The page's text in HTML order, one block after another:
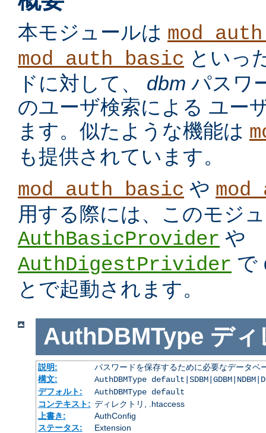
本モジュールは
mod_auth_basic といっ
ドに対して、 dbm パスワ
のユーザ検索による ユー
ます。似たような機能は
も提供されています。
mod_auth_basic や
用する際には、このモジ
AuthBasicProvider や
AuthDigestPrivider で
とで起動されます。
AuthDBMType ディ
説明:
パスワードを保存するために必要なデータベ
構文:
AuthDBMType
デフォルト:
AuthDBMType default
コンテキスト: ディレクトリ, .htaccess
上書き:
AuthConfig
ステータス:
Extension